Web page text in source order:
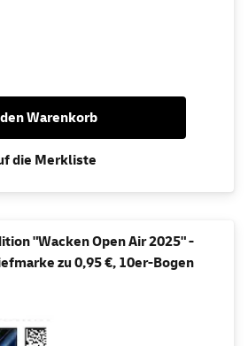
Warenkorb
die Merkliste
"Wacken Open Air 2025" -
zu 0,95 €, 10er-Bogen